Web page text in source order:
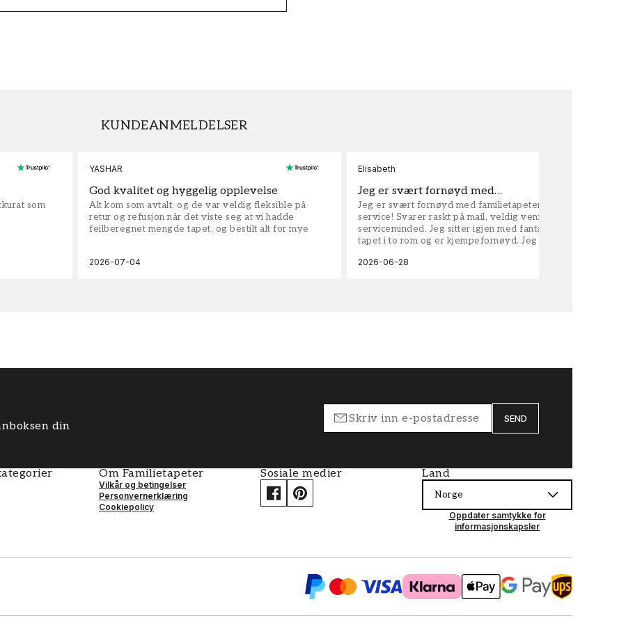
KUNDEANMELDELSER
som
YASHAR
God kvalitet og hyggelig opplevelse
Alt kom som avtalt, og de var veldig fleksible på
retur og refusjon når det viste seg at vi hadde
feilberegnet mengde tapet, og bestilt alt for mye
2026-07-04
Elisabeth
Jeg er svært fornøyd med…
Jeg er svært fornøyd med familietapeter. Maken til
service! Svarer raskt på mail, veldig vennlige og
serviceminded. Jeg sitter igjen med fantastisk fin
tapet i to rom og er kjempefornøyd. Jeg anbefaler
2026-06-28
din
SEND
Om Familietapeter
Vilkår og betingelser
Personvernerklæring
Cookiepolicy
Sosiale medier Land
Norge
Oppdater samtykke for
informasjonskapsler